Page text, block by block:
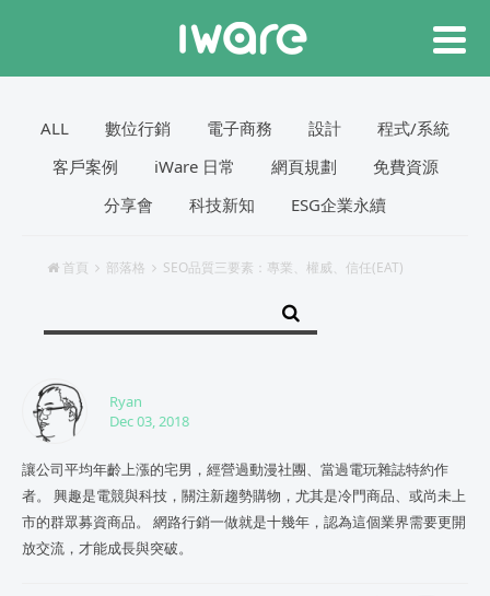
ALL 數位行銷 電子商務 設計
程式/系統
客戶案例
iWare 日常 網頁規劃
免費資源
分享會
科技新知 ESG企業永續
首頁 部落格 SEO品質三要素：專業、權威、信任(EAT)
Ryan
Dec 03, 2018
讓公司平均年齡上漲的宅男，經營過動漫社團、當過電玩雜誌特約作
者。 興趣是電競與科技，關注新趨勢購物，尤其是冷門商品、或尚未上
市的群眾募資商品。 網路行銷一做就是十幾年，認為這個業界需要更開
放交流，才能成長與突破。